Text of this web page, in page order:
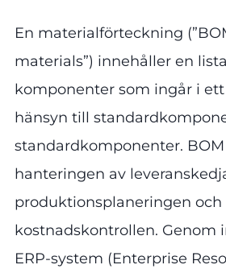
En materialförteckning
materials”) innehåller en
komponenter som ingår i
hänsyn till
standardkomponenter.
hanteringen av
produktionsplaneringen och
kostnadskontrollen. Genom
ERP-system (Enterprise